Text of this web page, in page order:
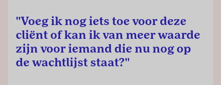
"Voeg ik nog iets toe voor deze
cliënt of kan ik van meer waarde
zijn voor iemand die nu nog op
de wachtlijst staat?"